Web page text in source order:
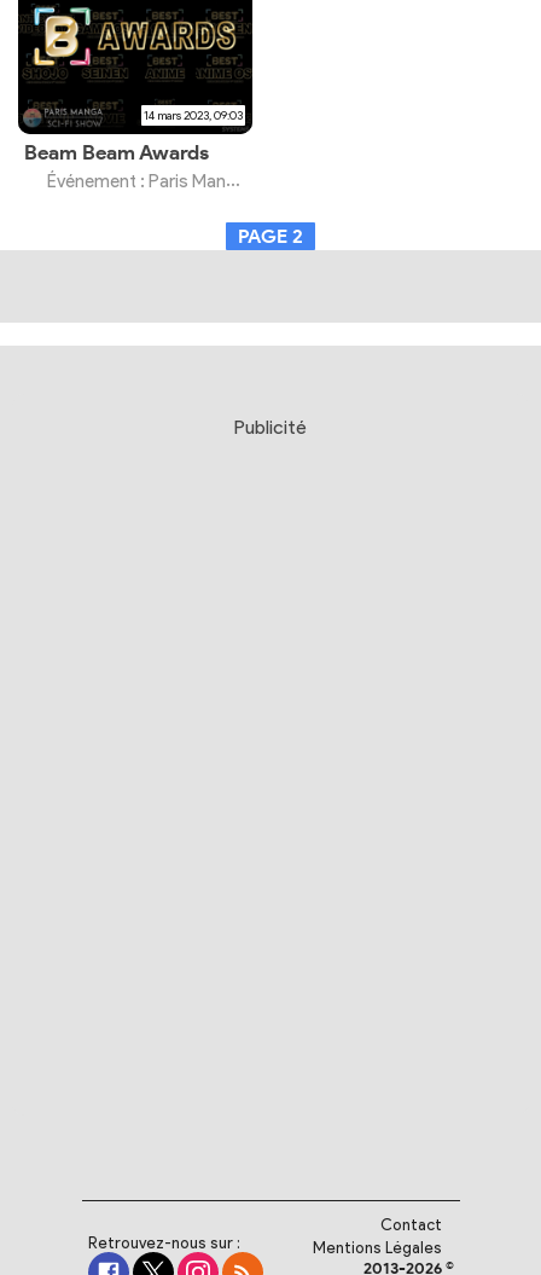
14 mars 2023, 09:03
Beam Beam Awards
Événement : Paris Manga Sci-Fi Show 33e édition
PAGE 2
Publicité
Retrouvez-nous sur :
Contact
Mentions Légales
2013-2026 ©